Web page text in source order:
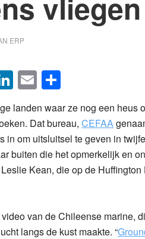
ERP
LinkedIn
Email
landen waar ze nog een heus
Dat bureau, CEFAA
in om uitsluitsel te geven in
buiten die het opmerkelijk en
Kean, die op de Huffington
van de Chileense marine,
langs de kust maakte. “